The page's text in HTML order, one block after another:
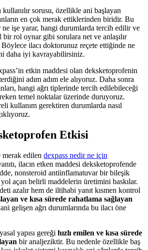
sorusu, özellikle ani başlayan
en çok merak ettiklerinden biridir. Bu
ne işe yarar, hangi durumlarda tercih edilir ve
bir rol oynar gibi sorulara net ve anlaşılır
Böylece ilacı doktorunuz reçete ettiğinde ne
daha iyi kavrayabilirsiniz.
etkin maddesi olan deksketoprofenin
adım adım ele alıyoruz. Daha sonra
hangi ağrı tiplerinde tercih edilebileceği
temel noktalar üzerinde duruyoruz.
kullanım gerektiren durumlarda nasıl
Etkisi
merak edilen dexpass nedir ne için
ilacın etken maddesi deksketoprofende
nonsteroid antiinflamatuvar bir bileşik
açan belirli maddelerin üretimini baskılar.
azalır hem de iltihabi yanıt kısmen kontrol
ve kısa sürede rahatlama sağlayan
gelişen ağrı durumlarında bu ilacı öne
yapısı gereği hızlı emilen ve kısa sürede
bir analjeziktir. Bu nedenle özellikle baş